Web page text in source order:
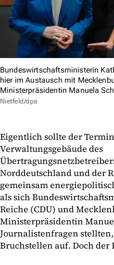
Bundeswirtschaftsministerin
hier im Austausch mit
Ministerpräsidentin Manuela
Nietfeld/dpa
Eigentlich sollte der
Verwaltungsgebäude des
Norddeutschland und der
gemeinsam
als sich
Reiche (CDU) und
Ministerpräsidentin
Journalistenfragen
Bruchstellen auf. Doch der